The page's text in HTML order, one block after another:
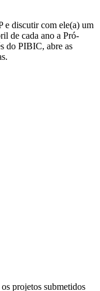
e discutir com ele(a) um
de cada ano a Pró-
do PIBIC, abre as
projetos submetidos